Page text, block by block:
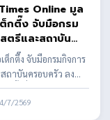
Online มูล
กตึ๊ง จับมือกรม
ตรีและสถาบัน
รัว ลงนาม MOU
สนับสนุนอุปกรณ์
กอบอาชีพ สร้าง
างชีวิต ใน
ารส่งเสริมอาชีพ
ต็กตึ๊ง จับมือกรมกิจการ
ถาบันครอบครัว ลง
ครั้งที่ 2 สนับสนุน
ประกอ...
7/2569